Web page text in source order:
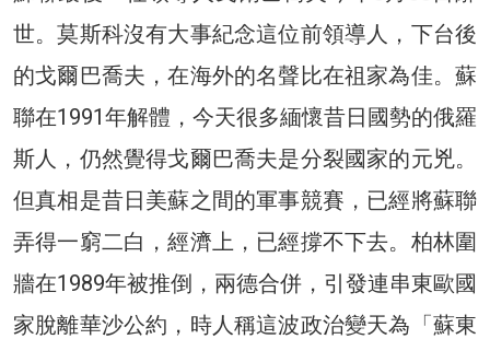
世。莫斯科沒有大事紀念這位前領導人，下台後
的戈爾巴喬夫，在海外的名聲比在祖家為佳。蘇
聯在1991年解體，今天很多緬懷昔日國勢的俄羅
斯人，仍然覺得戈爾巴喬夫是分裂國家的元兇。
但真相是昔日美蘇之間的軍事競賽，已經將蘇聯
弄得一窮二白，經濟上，已經撐不下去。柏林圍
牆在1989年被推倒，兩德合併，引發連串東歐國
家脫離華沙公約，時人稱這波政治變天為「蘇東